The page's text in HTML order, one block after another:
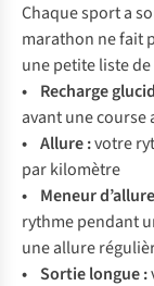
Chaque sport a
marathon ne fait
une petite liste
• Recharge
avant une course
• Allure :votre
par kilomètre
• Meneur
rythme pendant
une allure
• Sortie longue :